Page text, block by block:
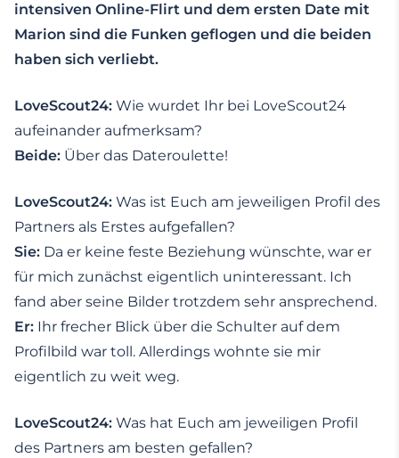
intensiven Online-Flirt und dem ersten Date mit
Marion sind die Funken geflogen und die beiden
haben sich verliebt.
LoveScout24: Wie wurdet Ihr bei LoveScout24
aufeinander aufmerksam?
Beide: Über das Dateroulette!
LoveScout24: Was ist Euch am jeweiligen Profil des
Partners als Erstes aufgefallen?
Sie: Da er keine feste Beziehung wünschte, war er
für mich zunächst eigentlich uninteressant. Ich
fand aber seine Bilder trotzdem sehr ansprechend.
Er: Ihr frecher Blick über die Schulter auf dem
Profilbild war toll. Allerdings wohnte sie mir
eigentlich zu weit weg.
LoveScout24: Was hat Euch am jeweiligen Profil
des Partners am besten gefallen?